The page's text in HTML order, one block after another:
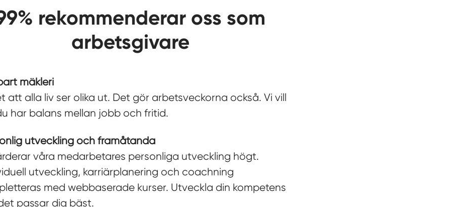
rekommenderar oss som
arbetsgivare
mäkleri
att alla liv ser olika ut. Det gör arbetsveckorna också. Vi vill
har balans mellan jobb och fritid.
utveckling och framåtanda
våra medarbetares personliga utveckling högt.
utveckling, karriärplanering och coachning
med webbaserade kurser. Utveckla din kompetens
passar dig bäst.